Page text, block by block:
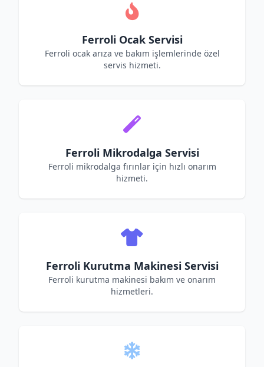
Ferroli Ocak Servisi
Ferroli ocak arıza ve bakım işlemlerinde özel
servis hizmeti.
Ferroli Mikrodalga Servisi
Ferroli mikrodalga fırınlar için hızlı onarım
hizmeti.
Ferroli Kurutma Makinesi Servisi
Ferroli kurutma makinesi bakım ve onarım
hizmetleri.